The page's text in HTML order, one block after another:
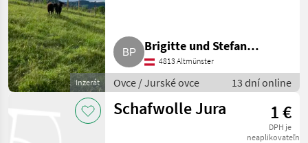
Inzerát
Brigitte und Stefan
Pollhammer
4813 Altmünster
Ovce / Jurské ovce 13 dní online
Schafwolle Jura 1 €
DPH je
neaplikovateľné